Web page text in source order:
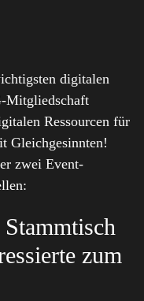
digitalen
Mitgliedschaft
Ressourcen für
Gleichgesinnten!
zwei Event-
zum